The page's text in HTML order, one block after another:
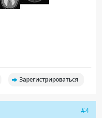
Зарегистрироваться
#4